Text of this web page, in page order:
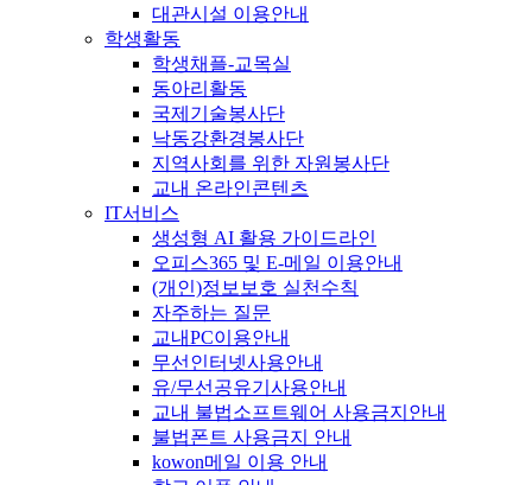
대관시설 이용안내
학생활동
학생채플-교목실
동아리활동
국제기술봉사단
낙동강환경봉사단
지역사회를 위한 자원봉사단
교내 온라인콘텐츠
IT서비스
생성형 AI 활용 가이드라인
오피스365 및 E-메일 이용안내
(개인)정보보호 실천수칙
자주하는 질문
교내PC이용안내
무선인터넷사용안내
유/무선공유기사용안내
교내 불법소프트웨어 사용금지안내
불법폰트 사용금지 안내
kowon메일 이용 안내